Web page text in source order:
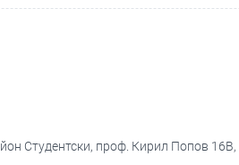
Студентски, проф. Кирил Попов 16В,